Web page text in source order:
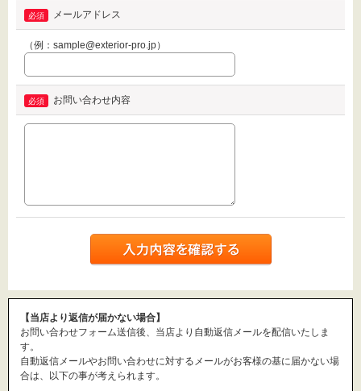
メールアドレス
（例：sample@exterior-pro.jp）
お問い合わせ内容
【当店より返信が届かない場合】
お問い合わせフォーム送信後、当店より自動返信メールを配信いたしま
す。
自動返信メールやお問い合わせに対するメールがお客様の基に届かない場
合は、以下の事が考えられます。